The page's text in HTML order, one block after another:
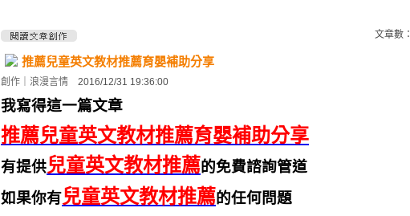
文章數：
推薦兒童英文教材推薦育嬰補助分享
創作 浪漫言情 2016/12/31 19:36:00
我寫得這一篇文章
推薦兒童英文教材推薦育嬰補助分享
有提供兒童英文教材推薦的免費諮詢管道
如果你有兒童英文教材推薦的任何問題